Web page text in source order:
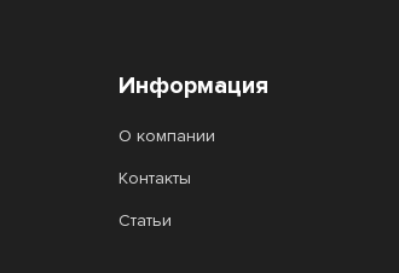
Информация
О компании
Контакты
Статьи